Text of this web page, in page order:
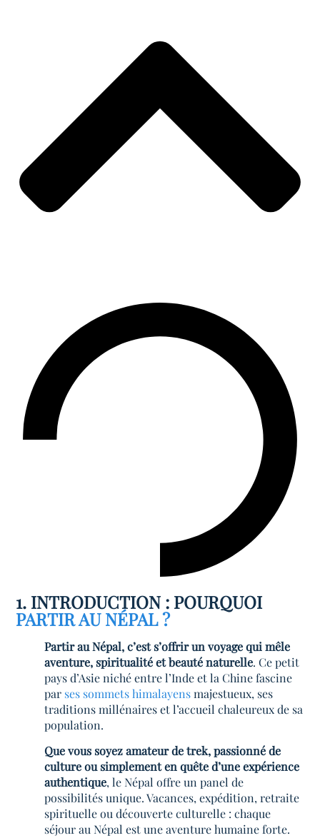
1. INTRODUCTION : POURQUOI
PARTIR AU NÉPAL ?
Partir au Népal, c’est s’offrir un voyage qui mêle
aventure, spiritualité et beauté naturelle. Ce petit
pays d’Asie niché entre l’Inde et la Chine fascine
par ses sommets himalayensmajestueux, ses
traditions millénaires et l’accueil chaleureux de sa
population.
Que vous soyez amateur de trek, passionné de
culture ou simplement en quête d’une expérience
authentique, le Népal offre un panel de
possibilités unique. Vacances, expédition, retraite
spirituelle ou découverte culturelle : chaque
séjour au Népal est une aventure humaine forte.